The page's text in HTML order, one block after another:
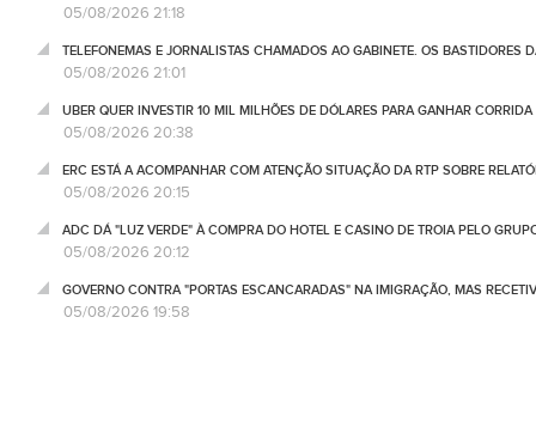
05/08/2026 21:18
TELEFONEMAS E JORNALISTAS CHAMADOS AO GABINETE. OS BASTIDORES
05/08/2026 21:01
UBER QUER INVESTIR 10 MIL MILHÕES DE DÓLARES PARA GANHAR
05/08/2026 20:38
ERC ESTÁ A ACOMPANHAR COM ATENÇÃO SITUAÇÃO DA RTP SOBRE
05/08/2026 20:15
ADC DÁ "LUZ VERDE" À COMPRA DO HOTEL E CASINO DE TROIA PELO
05/08/2026 20:12
GOVERNO CONTRA "PORTAS ESCANCARADAS" NA IMIGRAÇÃO, MAS
05/08/2026 19:58